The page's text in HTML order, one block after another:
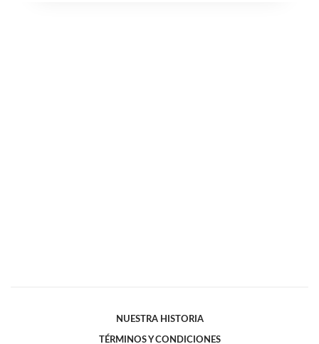
NUESTRA HISTORIA
TÉRMINOS Y CONDICIONES